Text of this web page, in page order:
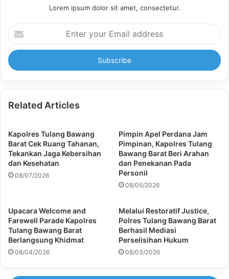
Lorem ipsum dolor sit amet, consectetur.
Enter
your
Email
address
Related Articles
Kapolres Tulang Bawang
Barat Cek Ruang Tahanan,
Tekankan Jaga Kebersihan
dan Kesehatan
08/07/2026
Pimpin Apel Perdana Jam
Pimpinan, Kapolres Tulang
Bawang Barat Beri Arahan
dan Penekanan Pada
Personil
08/05/2026
Upacara Welcome and
Farewell Parade Kapolres
Tulang Bawang Barat
Berlangsung Khidmat
08/04/2026
Melalui Restoratif Justice,
Polres Tulang Bawang Barat
Berhasil Mediasi
Perselisihan Hukum
08/03/2026